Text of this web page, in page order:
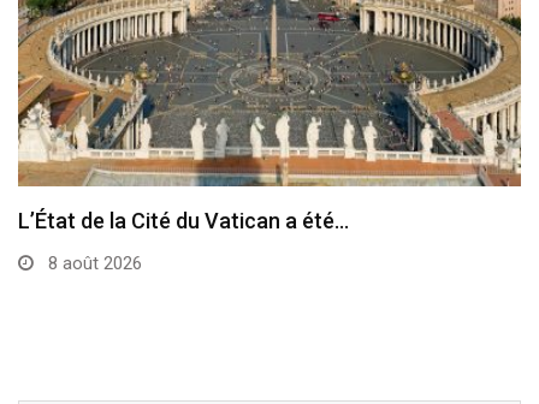
Le pape a célébré à Assise la messe…
7 août 2026